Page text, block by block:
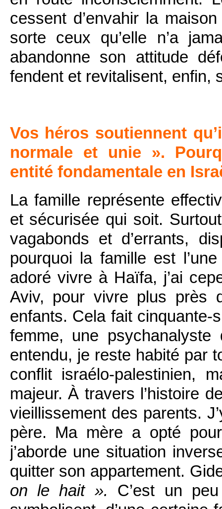
cessent d’envahir la
sorte ceux qu’elle n’a
abandonne son attitude
fendent et revitalisent, enfin,
Vos héros soutiennent
normale et unie ».
entité fondamentale en
La famille représente
et sécurisée qui soit.
vagabonds et d’errants,
pourquoi la famille est
adoré vivre à Haïfa, j’ai
Aviv, pour vivre plus près
enfants. Cela fait
femme, une psychanalyste
entendu, je reste habité par
conflit israélo-palestinien,
majeur. À travers l’histoire
vieillissement des parents.
père. Ma mère a opté
j’aborde une situation
quitter son appartement.
on le hait ».
C’est un